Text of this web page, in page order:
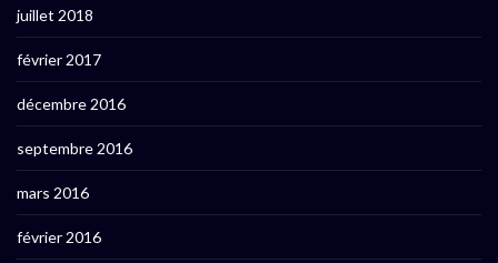
juillet 2018
février 2017
décembre 2016
septembre 2016
mars 2016
février 2016